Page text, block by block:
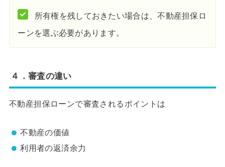
所有権を残しておきたい場合は、不動産担保ロ
ーンを選ぶ必要があります。
４．審査の違い
不動産担保ローンで審査されるポイントは
不動産の価値
利用者の返済余力